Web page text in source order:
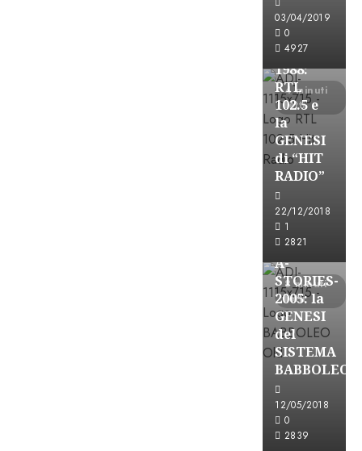
03/04/2019
0
4927
4 minuti
letti
FREE
A-
STORIES-
1988:
RTL
102.5 e
la
GENESI
di “HIT
RADIO”
22/12/2018
1
2821
8 minuti
letti
Formazione
FREE
A-
STORIES-
2005: la
GENESI
del
SISTEMA
BABBOLEO
12/05/2018
0
2839